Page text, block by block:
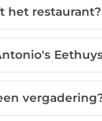
het restaurant?